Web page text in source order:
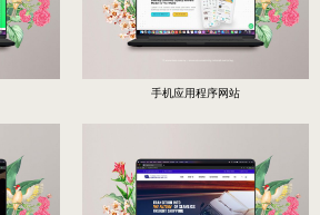
手机应用程序网站